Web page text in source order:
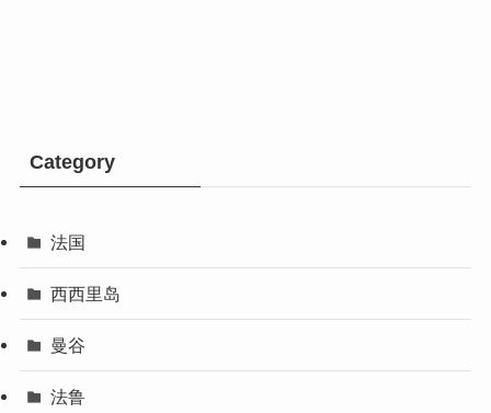
Category
法国
西西里岛
曼谷
法鲁